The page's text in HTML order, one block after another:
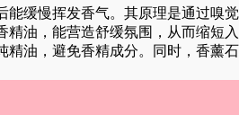
缓慢挥发香气。其原理是通过嗅
油，能营造舒缓氛围，从而缩短
油，避免香精成分。同时，香薰